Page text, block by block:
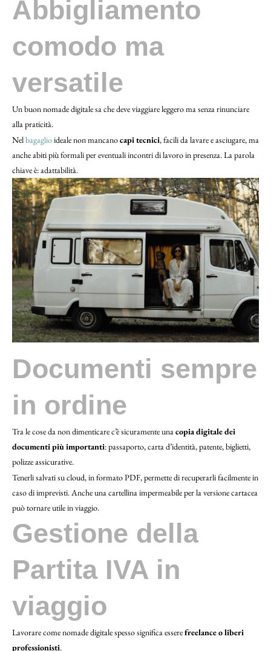
Abbigliamento
comodo ma
versatile
Un buon nomade digitale sa che deve viaggiare leggero ma senza rinunciare
alla praticità.
Nelbagaglioideale non mancanocapi tecnici, facili da lavare e asciugare, ma
anche abiti più formali per eventuali incontri di lavoro in presenza. La parola
chiave è: adattabilità.
Documenti sempre
in ordine
Tra le cose da non dimenticare c’è sicuramente unacopia digitale dei
documenti più importanti: passaporto, carta d’identità, patente, biglietti,
polizze assicurative.
Tenerli salvati su cloud, in formato PDF, permette di recuperarli facilmente in
caso di imprevisti. Anche una cartellina impermeabile per la versione cartacea
può tornare utile in viaggio.
Gestione della
Partita IVA in
viaggio
Lavorare come nomade digitale spesso significa esserefreelance o liberi
professionisti.